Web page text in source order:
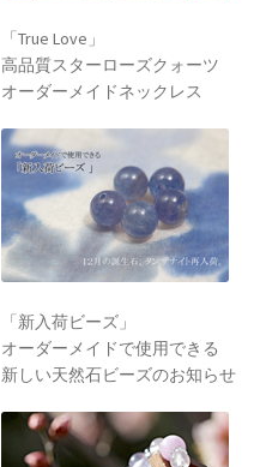
「True Love」
高品質スターローズクォーツ
オーダーメイドネックレス
「新入荷ビーズ」
オーダーメイドで使用できる
新しい天然石ビーズのお知らせ